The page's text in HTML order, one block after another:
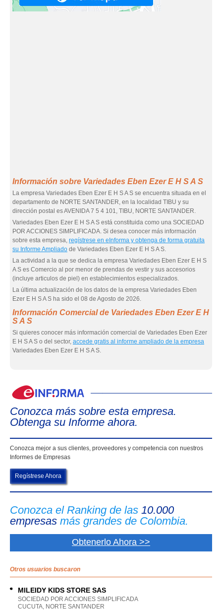
Información sobre Variedades Eben Ezer E H S A S
La empresa Variedades Eben Ezer E H S A S se encuentra situada en el
departamento de NORTE SANTANDER, en la localidad TIBU y su
dirección postal es AVENIDA 7 5 4 101, TIBU, NORTE SANTANDER.
Variedades Eben Ezer E H S A S está constituida como una SOCIEDAD
POR ACCIONES SIMPLIFICADA. Si desea conocer más información
sobre esta empresa, regístrese en eInforma y obtenga de forma gratuita
su Informe Ampliado de Variedades Eben Ezer E H S A S.
La actividad a la que se dedica la empresa Variedades Eben Ezer E H S
A S es Comercio al por menor de prendas de vestir y sus accesorios
(incluye articulos de piel) en establecimientos especializados.
La última actualización de los datos de la empresa Variedades Eben
Ezer E H S A S ha sido el 08 de Agosto de 2026.
Información Comercial de Variedades Eben Ezer E H
S A S
Si quieres conocer más información comercial de Variedades Eben Ezer
E H S A S o del sector, accede gratis al informe ampliado de la empresa
Variedades Eben Ezer E H S A S.
Conozca más sobre esta empresa.
Obtenga su Informe ahora.
Conozca mejor a sus clientes, proveedores y competencia con nuestros
Informes de Empresas
Regístrese Ahora
Conozca el Ranking de las 10.000
empresas más grandes de Colombia.
Obtenerlo Ahora >>
Otros usuarios buscaron
MILEIDY KIDS STORE SAS
SOCIEDAD POR ACCIONES SIMPLIFICADA
CUCUTA, NORTE SANTANDER